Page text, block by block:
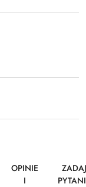
OPINIE
I